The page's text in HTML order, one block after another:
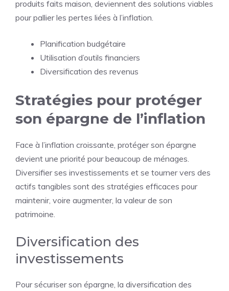
produits faits maison, deviennent des solutions viables
pour pallier les pertes liées à l’inflation.
Planification budgétaire
Utilisation d’outils financiers
Diversification des revenus
Stratégies pour protéger
son épargne de l’inflation
Face à l’inflation croissante, protéger son épargne
devient une priorité pour beaucoup de ménages.
Diversifier ses investissements et se tourner vers des
actifs tangibles sont des stratégies efficaces pour
maintenir, voire augmenter, la valeur de son
patrimoine.
Diversification des
investissements
Pour sécuriser son épargne, la diversification des